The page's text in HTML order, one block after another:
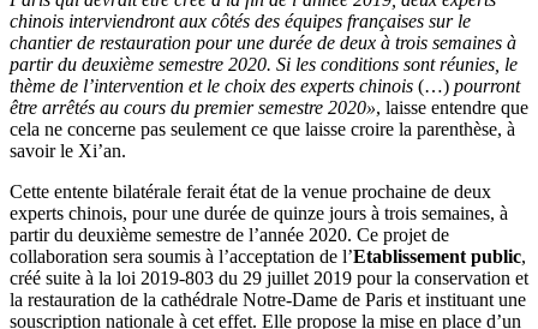
chinois interviendront aux côtés des équipes françaises sur le
chantier de restauration pour une durée de deux à trois semaines à
partir du deuxième semestre 2020. Si les conditions sont réunies, le
thème de l’intervention et le choix des experts chinois (…) pourront
être arrêtés au cours du premier semestre 2020», laisse entendre que
cela ne concerne pas seulement ce que laisse croire la parenthèse, à
savoir le Xi’an.
Cette entente bilatérale ferait état de la venue prochaine de deux
experts chinois, pour une durée de quinze jours à trois semaines, à
partir du deuxième semestre de l’année 2020. Ce projet de
collaboration sera soumis à l’acceptation de l’Etablissement public,
créé suite à la loi 2019-803 du 29 juillet 2019 pour la conservation et
la restauration de la cathédrale Notre-Dame de Paris et instituant une
souscription nationale à cet effet. Elle propose la mise en place d’un